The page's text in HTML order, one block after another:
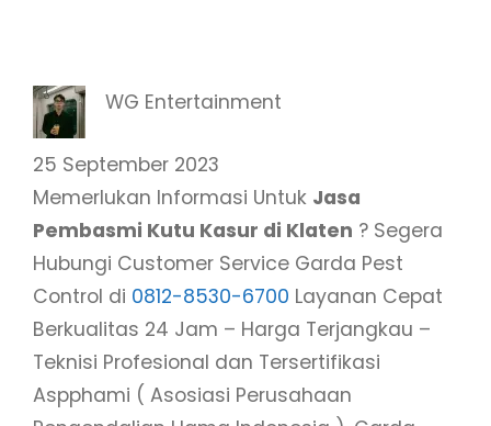
WG Entertainment
25 September 2023
Memerlukan Informasi Untuk Jasa
Pembasmi Kutu Kasur di Klaten ? Segera
Hubungi Customer Service Garda Pest
Control di 0812-8530-6700 Layanan Cepat
Berkualitas 24 Jam – Harga Terjangkau –
Teknisi Profesional dan Tersertifikasi
Aspphami ( Asosiasi Perusahaan